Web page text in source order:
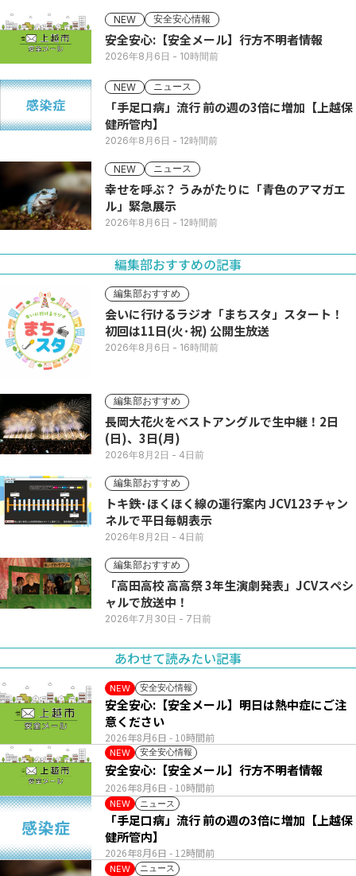
NEW 安全安心情報
安全安心:【安全メール】行方不明者情報
2026年8月6日 - 10時間前
NEW ニュース
「手足口病」流行 前の週の3倍に増加【上越保
健所管内】
2026年8月6日 - 12時間前
NEW ニュース
幸せを呼ぶ？ うみがたりに「青色のアマガエ
ル」緊急展示
2026年8月6日 - 12時間前
編集部おすすめの記事
編集部おすすめ
会いに行けるラジオ「まちスタ」スタート！
初回は11日(火･祝) 公開生放送
2026年8月6日 - 16時間前
編集部おすすめ
長岡大花火をベストアングルで生中継！2日
(日)、3日(月)
2026年8月2日 - 4日前
編集部おすすめ
トキ鉄･ほくほく線の運行案内 JCV123チャン
ネルで平日毎朝表示
2026年8月2日 - 4日前
編集部おすすめ
「高田高校 高高祭 3年生演劇発表」JCVスペシ
ャルで放送中！
2026年7月30日 - 7日前
あわせて読みたい記事
NEW 安全安心情報
2026年8月6日 - 10時間前
安全安心:【安全メール】明日は熱中症にご注
意ください
NEW 安全安心情報
2026年8月6日 - 10時間前
安全安心:【安全メール】行方不明者情報
NEW ニュース
2026年8月6日 - 12時間前
「手足口病」流行 前の週の3倍に増加【上越保
健所管内】
NEW ニュース